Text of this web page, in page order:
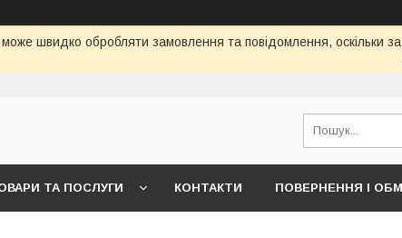
швидко обробляти замовлення та повідомлення, оскільки
ТА ПОСЛУГИ КОНТАКТИ ПОВЕРНЕННЯ І